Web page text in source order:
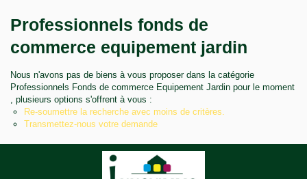
Gestion
Estimation
Notre agence
Contact
Professionnels fonds de
commerce equipement jardin
Nous n'avons pas de biens à vous proposer dans la catégorie
Professionnels Fonds de commerce Equipement Jardin pour le moment
, plusieurs options s'offrent à vous :
Re-soumettre la recherche avec moins de critères.
Transmettez-nous votre demande